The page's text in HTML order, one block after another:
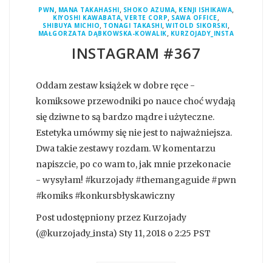
PWN, MANA TAKAHASHI, SHOKO AZUMA, KENJI ISHIKAWA,
KIYOSHI KAWABATA,VERTE CORP, SAWA OFFICE,
SHIBUYA MICHIO, TONAGI TAKASHI,WITOLD SIKORSKI,
MAŁGORZATA DĄBKOWSKA-KOWALIK, KURZOJADY_INSTA
INSTAGRAM #367
Oddam zestaw książek w dobre ręce -
komiksowe przewodniki po nauce choć wydają
się dziwne to są bardzo mądre i użyteczne.
Estetyka umówmy się nie jest to najważniejsza.
Dwa takie zestawy rozdam. W komentarzu
napiszcie, po co wam to, jak mnie przekonacie
- wysyłam! #kurzojady #themangaguide #pwn
#komiks #konkursbłyskawiczny
Post udostępniony przez Kurzojady
(@kurzojady_insta) Sty 11, 2018 o 2:25 PST